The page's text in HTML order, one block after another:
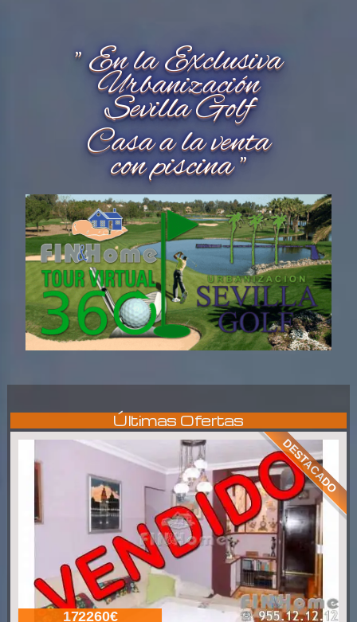
" En la Exclusiva
Urbanización
Sevilla Golf
Casa a la venta
con piscina "
Últimas Ofertas
172260€
DESTACADO